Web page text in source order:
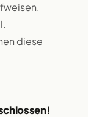
diese